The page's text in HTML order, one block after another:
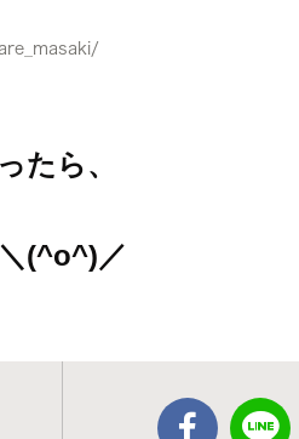
たら、
(^o^)／